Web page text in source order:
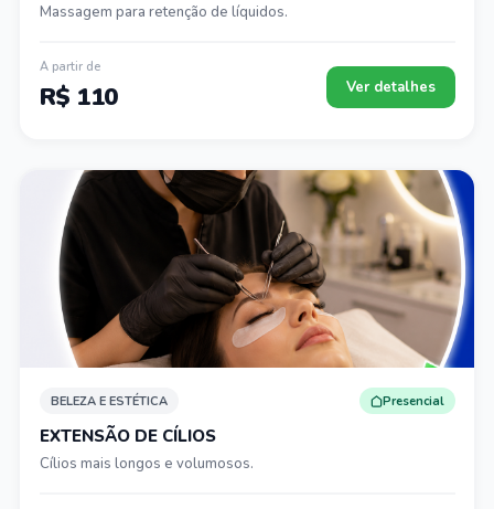
Massagem para retenção de líquidos.
A partir de
R$ 110 Ver detalhes
BELEZA E ESTÉTICA Presencial
EXTENSÃO DE CÍLIOS
Cílios mais longos e volumosos.